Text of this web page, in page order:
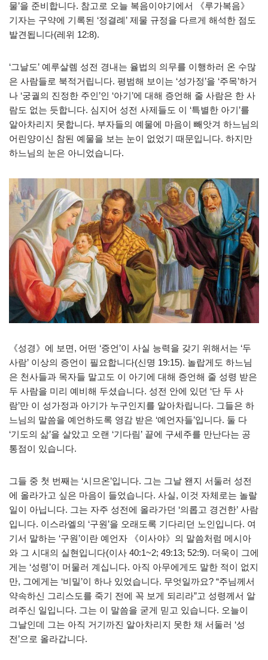
물’을 준비합니다. 참고로 오늘 복음이야기에서 《루가복음》
기자는 구약에 기록된 ‘정결례’ 제물 규정을 다르게 해석한 점도
발견됩니다(레위 12:8).
‘그날도’ 예루살렘 성전 경내는 율법의 의무를 이행하러 온 수많
은 사람들로 북적거립니다. 평범해 보이는 ‘성가정’을 ‘주목’하거
나 ‘궁궐의 진정한 주인’인 ‘아기’에 대해 증언해 줄 사람은 한 사
람도 없는 듯합니다. 심지어 성전 사제들도 이 ‘특별한 아기’를
알아차리지 못합니다. 부자들의 예물에 마음이 빼앗겨 하느님의
어린양이신 참된 예물을 보는 눈이 없었기 때문입니다. 하지만
하느님의 눈은 아니었습니다.
《성경》에 보면, 어떤 ‘증언’이 사실 능력을 갖기 위해서는 ‘두
사람’ 이상의 증언이 필요합니다(신명 19:15). 놀랍게도 하느님
은 천사들과 목자들 말고도 이 아기에 대해 증언해 줄 성령 받은
두 사람을 미리 예비해 두셨습니다. 성전 안에 있던 ‘단 두 사
람’만 이 성가정과 아기가 누구인지를 알아차립니다. 그들은 하
느님의 말씀을 예언하도록 영감 받은 ‘예언자들’입니다. 둘 다
‘기도의 삶’을 살았고 오랜 ‘기다림’ 끝에 구세주를 만난다는 공
통점이 있습니다.
그들 중 첫 번째는 ‘시므온’입니다. 그는 그날 왠지 서둘러 성전
에 올라가고 싶은 마음이 들었습니다. 사실, 이것 자체로는 놀랄
일이 아닙니다. 그는 자주 성전에 올라가던 ‘의롭고 경건한’ 사람
입니다. 이스라엘의 ‘구원’을 오래도록 기다리던 노인입니다. 여
기서 말하는 ‘구원’이란 예언자 《이사야》의 말씀처럼 메시아
와 그 시대의 실현입니다(이사 40:1~2; 49:13; 52:9). 더욱이 그에
게는 ‘성령’이 머물러 계십니다. 아직 아무에게도 말한 적이 없지
만, 그에게는 ‘비밀’이 하나 있었습니다. 무엇일까요? “주님께서
약속하신 그리스도를 죽기 전에 꼭 보게 되리라”고 성령께서 알
려주신 일입니다. 그는 이 말씀을 굳게 믿고 있습니다. 오늘이
그날인데 그는 아직 거기까진 알아차리지 못한 채 서둘러 ‘성
전’으로 올라갑니다.